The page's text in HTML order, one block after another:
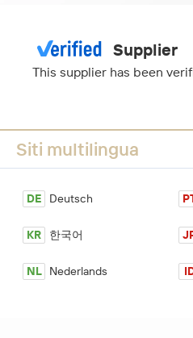
Supplier
This supplier has been
Siti multilingua
DE Deutsch
KR 한국어
NL Nederlands